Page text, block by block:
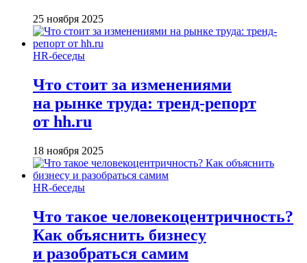
25 ноября 2025
HR-беседы
Что стоит за изменениями
на рынке труда: тренд-репорт
от hh.ru
18 ноября 2025
HR-беседы
Что такое человеко­центричность?
Как объяснить бизнесу
и разобраться самим